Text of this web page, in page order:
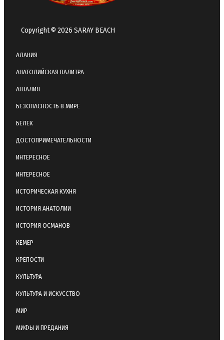
Copyright © 2026 SARAY BEACH
АЛАНИЯ
АНАТОЛИЙСКАЯ ПАЛИТРА
АНТАЛИЯ
БЕЗОПАСНОСТЬ В МИРЕ
БЕЛЕК
ДОСТОПРИМЕЧАТЕЛЬНОСТИ
ИНТЕРЕСНОЕ
ИНТЕРЕСНОЕ
ИСТОРИЧЕСКАЯ КУХНЯ
ИСТОРИЯ АНАТОЛИИ
ИСТОРИЯ ОСМАНОВ
КЕМЕР
КРЕПОСТИ
КУЛЬТУРА
КУЛЬТУРА И ИСКУССТВО
МИР
МИФЫ И ПРЕДАНИЯ